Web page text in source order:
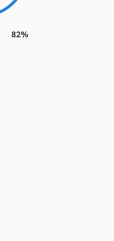
82%